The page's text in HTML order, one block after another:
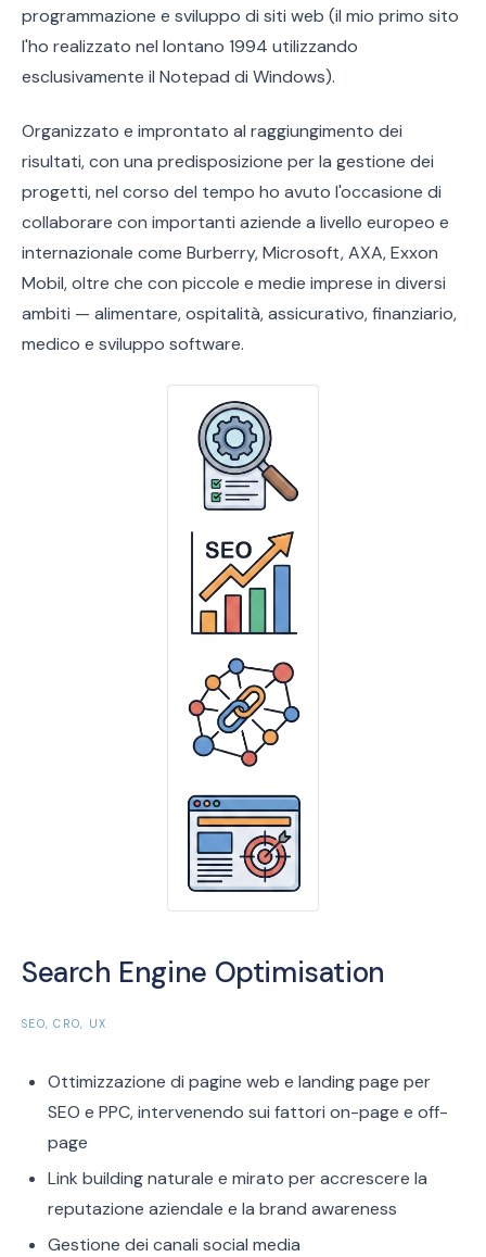
programmazione e sviluppo di siti web (il mio primo sito
l'ho realizzato nel lontano 1994 utilizzando
esclusivamente il Notepad di Windows).
Organizzato e improntato al raggiungimento dei
risultati, con una predisposizione per la gestione dei
progetti, nel corso del tempo ho avuto l'occasione di
collaborare con importanti aziende a livello europeo e
internazionale come Burberry, Microsoft, AXA, Exxon
Mobil, oltre che con piccole e medie imprese in diversi
ambiti — alimentare, ospitalità, assicurativo, finanziario,
medico e sviluppo software.
Search Engine Optimisation
SEO, CRO, UX
Ottimizzazione di pagine web e landing page per
SEO e PPC, intervenendo sui fattori on-page e off-
page
Link building naturale e mirato per accrescere la
reputazione aziendale e la brand awareness
Gestione dei canali social media